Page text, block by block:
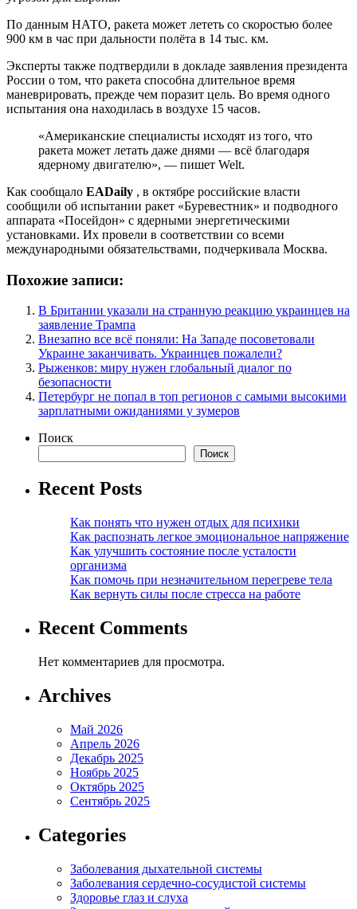
По данным НАТО, ракета может лететь со скоростью более
900 км в час при дальности полёта в 14 тыс. км.
Эксперты также подтвердили в докладе заявления президента
России о том, что ракета способна длительное время
маневрировать, прежде чем поразит цель. Во время одного
испытания она находилась в воздухе 15 часов.
«Американские специалисты исходят из того, что
ракета может летать даже днями — всё благодаря
ядерному двигателю», — пишет Welt.
Как сообщало EADaily , в октябре российские власти
сообщили об испытании ракет «Буревестник» и подводного
аппарата «Посейдон» с ядерными энергетическими
установками. Их провели в соответствии со всеми
международными обязательствами, подчеркивала Москва.
Похожие записи:
В Британии указали на странную реакцию украинцев на
заявление Трампа
Внезапно все всё поняли: На Западе посоветовали
Украине заканчивать. Украинцев пожалели?
Рыженков: миру нужен глобальный диалог по
безопасности
Петербург не попал в топ регионов с самыми высокими
зарплатными ожиданиями у зумеров
Поиск
Поиск
Recent Posts
Как понять что нужен отдых для психики
Как распознать легкое эмоциональное напряжение
Как улучшить состояние после усталости
организма
Как помочь при незначительном перегреве тела
Как вернуть силы после стресса на работе
Recent Comments
Нет комментариев для просмотра.
Archives
Май 2026
Апрель 2026
Декабрь 2025
Ноябрь 2025
Октябрь 2025
Сентябрь 2025
Categories
Заболевания дыхательной системы
Заболевания сердечно-сосудистой системы
Здоровье глаз и слуха